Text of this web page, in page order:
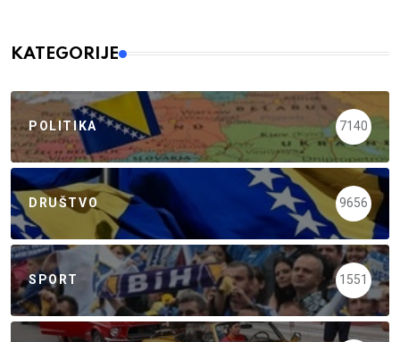
KATEGORIJE
POLITIKA 7140
DRUŠTVO 9656
SPORT 1551